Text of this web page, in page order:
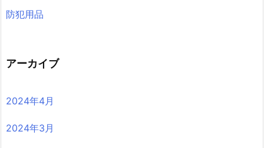
防犯用品
アーカイブ
2024年4月
2024年3月